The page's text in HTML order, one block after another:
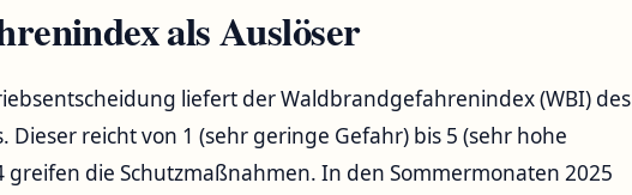
als Auslöser
liefert der Waldbrandgefahrenindex (WBI) des
Dieser reicht von 1 (sehr geringe Gefahr) bis 5 (sehr hohe
greifen die Schutzmaßnahmen. In den Sommermonaten 2025